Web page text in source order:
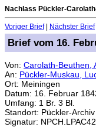
Nachlass Pückler-
Voriger Brief| Nächster Brief|
Brief vom 16.
Von: Carolath-Beuthen,
An: Pückler-Muskau,
Ort: Meiningen
Datum: 16. Februar
Umfang: 1 Br. 3 Bl.
Standort: Pückler-
Signatur: